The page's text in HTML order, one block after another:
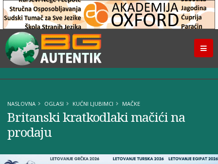
NASLOVNA OGLASI KUĆNI LJUBIMCI MAČKE
Britanski kratkodlaki mačići na
prodaju